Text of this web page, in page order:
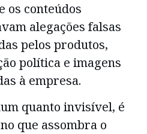
os conteúdos
alegações falsas
pelos produtos,
política e imagens
à empresa.
quanto invisível, é
que assombra o